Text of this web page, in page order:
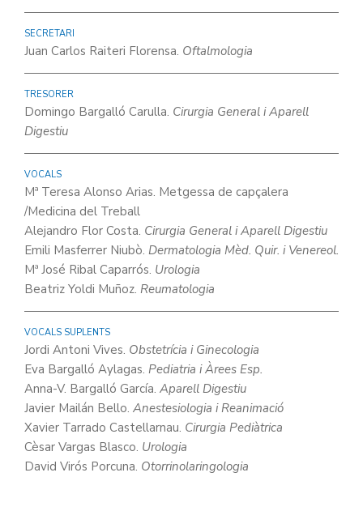
SECRETARI
Juan Carlos Raiteri Florensa. Oftalmologia
TRESORER
Domingo Bargalló Carulla. Cirurgia General i Aparell
Digestiu
VOCALS
Mª Teresa Alonso Arias. Metgessa de capçalera
/Medicina del Treball
Alejandro Flor Costa. Cirurgia General i Aparell Digestiu
Emili Masferrer Niubò. Dermatologia Mèd. Quir. i Venereol.
Mª José Ribal Caparrós. Urologia
Beatriz Yoldi Muñoz. Reumatologia
VOCALS SUPLENTS
Jordi Antoni Vives. Obstetrícia i Ginecologia
Eva Bargalló Aylagas. Pediatria i Àrees Esp.
Anna-V. Bargalló García. Aparell Digestiu
Javier Mailán Bello. Anestesiologia i Reanimació
Xavier Tarrado Castellarnau. Cirurgia Pediàtrica
Cèsar Vargas Blasco. Urologia
David Virós Porcuna. Otorrinolaringologia